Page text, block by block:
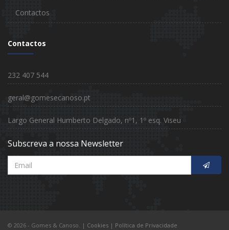
Contactos
Contactos
232 407 544
geral@gomesecanoso.pt
Largo General Humberto Delgado, nº1, 1º esq. Viseu
Subscreva a nossa Newsletter
© 2026 - Gomes & Canoso. | Cookies | Política de Privacidade